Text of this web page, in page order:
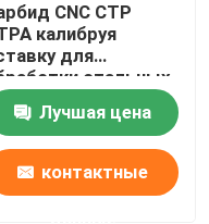
CNC CTP
калибруя
для
стальных
частей
Лучшая цена
контактные